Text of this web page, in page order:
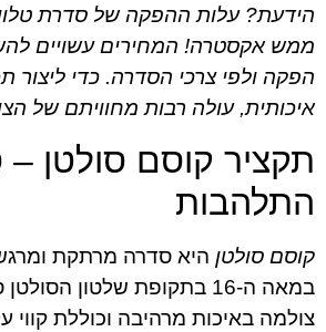
הידעת? עלות ההפקה של סדרת
ממש אקסטרה! המחירים עשויים
הפקה ולפי צרכי הסדרה. כדי ליצור
איכותית, עולה רבות מחוויתם של
תקציר קוסם סולטן
התלהבות
קוסם סולטן היא סדרה מרתקת
במאה ה-16 בתקופת שלטון
צולמה באיכות מרהיבה וכוללת קווי